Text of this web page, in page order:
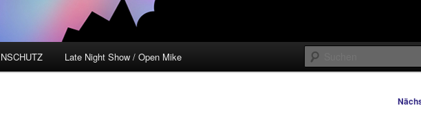
Late Night Show / Open Mike